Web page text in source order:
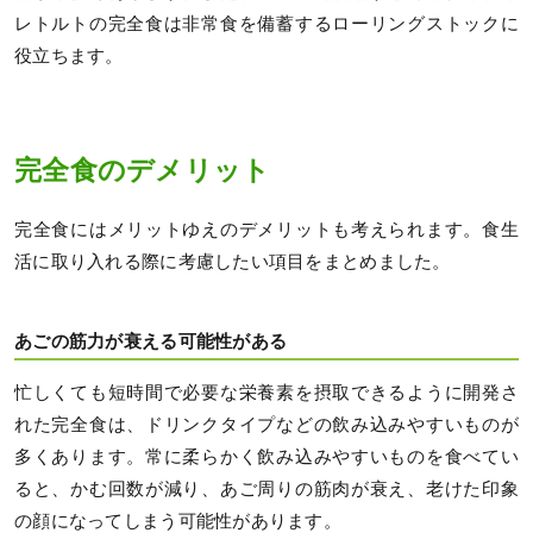
レトルトの完全食は非常食を備蓄するローリングストックに
役立ちます。
完全食のデメリット
完全食にはメリットゆえのデメリットも考えられます。食生
活に取り入れる際に考慮したい項目をまとめました。
あごの筋力が衰える可能性がある
忙しくても短時間で必要な栄養素を摂取できるように開発さ
れた完全食は、ドリンクタイプなどの飲み込みやすいものが
多くあります。常に柔らかく飲み込みやすいものを食べてい
ると、かむ回数が減り、あご周りの筋肉が衰え、老けた印象
の顔になってしまう可能性があります。